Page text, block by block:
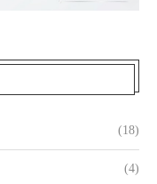
(18)
(4)